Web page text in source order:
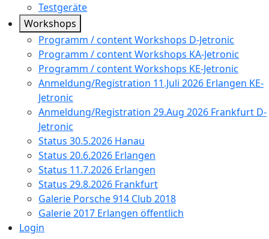
Testgeräte
Workshops
Programm / content Workshops D-Jetronic
Programm / content Workshops KA-Jetronic
Programm / content Workshops KE-Jetronic
Anmeldung/Registration 11.Juli 2026 Erlangen KE-
Jetronic
Anmeldung/Registration 29.Aug 2026 Frankfurt D-
Jetronic
Status 30.5.2026 Hanau
Status 20.6.2026 Erlangen
Status 11.7.2026 Erlangen
Status 29.8.2026 Frankfurt
Galerie Porsche 914 Club 2018
Galerie 2017 Erlangen öffentlich
Login